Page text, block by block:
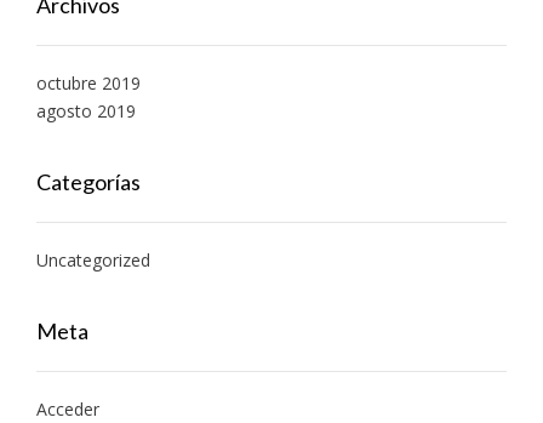
octubre 2019
agosto 2019
Categorías
Uncategorized
Meta
Acceder